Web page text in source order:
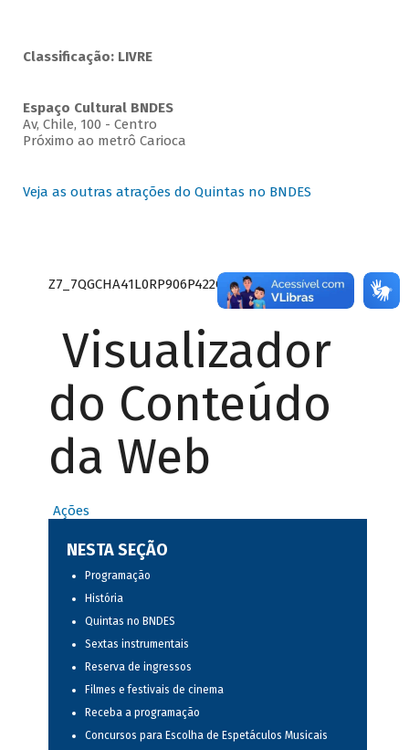
Classificação: LIVRE
Espaço Cultural BNDES
Av, Chile, 100 - Centro
Próximo ao metrô Carioca
Veja as outras atrações do Quintas no BNDES
Z7_7QGCHA41L0RP906P422Q9QGGQ3
Visualizador
do Conteúdo
da Web
Ações
NESTA SEÇÃO
Programação
História
Quintas no BNDES
Sextas instrumentais
Reserva de ingressos
Filmes e festivais de cinema
Receba a programação
Concursos para Escolha de Espetáculos Musicais